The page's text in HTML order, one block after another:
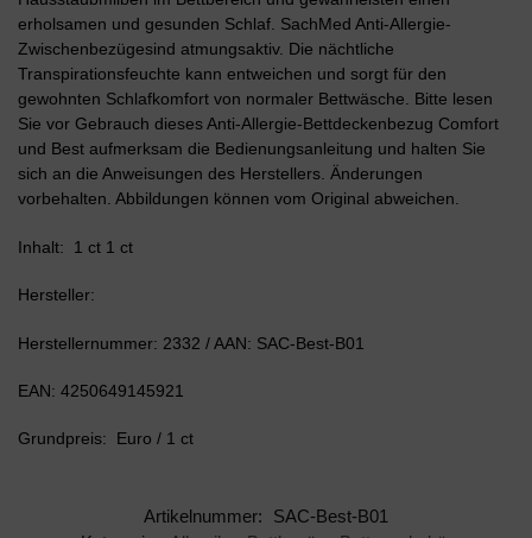
erholsamen und gesunden Schlaf. SachMed Anti-Allergie-
Zwischenbezügesind atmungsaktiv. Die nächtliche
Transpirationsfeuchte kann entweichen und sorgt für den
gewohnten Schlafkomfort von normaler Bettwäsche. Bitte lesen
Sie vor Gebrauch dieses Anti-Allergie-Bettdeckenbezug Comfort
und Best aufmerksam die Bedienungsanleitung und halten Sie
sich an die Anweisungen des Herstellers. Änderungen
vorbehalten. Abbildungen können vom Original abweichen.
Inhalt: 1 ct 1 ct
Hersteller:
Herstellernummer: 2332 / AAN: SAC-Best-B01
EAN: 4250649145921
Grundpreis: Euro / 1 ct
Artikelnummer:
SAC-Best-B01